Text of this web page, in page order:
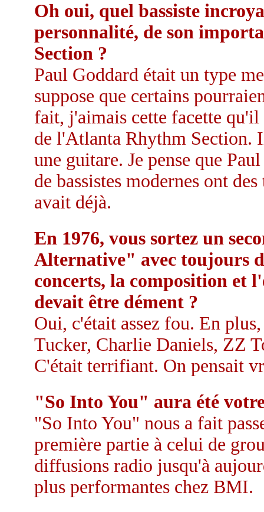
Oh oui, quel bassiste
personnalité, de son
Section ?
Paul Goddard était un type
suppose que certains
fait, j'aimais cette facette
de l'Atlanta Rhythm Section.
une guitare. Je pense que
de bassistes modernes ont
avait déjà.
En 1976, vous sortez un
Alternative" avec toujours
concerts, la composition et
devait être dément ?
Oui, c'était assez fou. En
Tucker, Charlie Daniels, ZZ
C'était terrifiant. On pensait
"So Into You" aura été
"So Into You" nous a fait
première partie à celui de
diffusions radio jusqu'à
plus performantes chez BMI.